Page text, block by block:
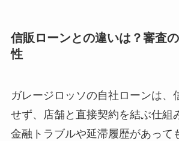
信販ローンとの違いは？審査
性
ガレージロッソの自社ローンは、
せず、店舗と直接契約を結ぶ仕組
金融トラブルや延滞履歴があって